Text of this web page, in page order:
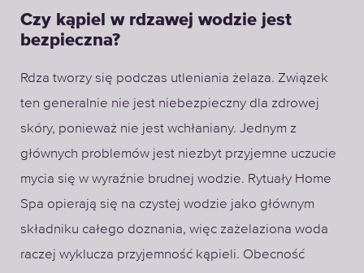
Czy kąpiel w rdzawej wodzie jest
bezpieczna?
Rdza tworzy się podczas utleniania żelaza. Związek
ten generalnie nie jest niebezpieczny dla zdrowej
skóry, ponieważ nie jest wchłaniany. Jednym z
głównych problemów jest niezbyt przyjemne uczucie
mycia się w wyraźnie brudnej wodzie. Rytuały Home
Spa opierają się na czystej wodzie jako głównym
składniku całego doznania, więc zażelaziona woda
raczej wyklucza przyjemność kąpieli. Obecność